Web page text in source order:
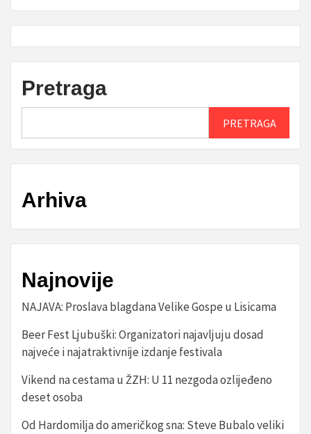
Pretraga
PRETRAGA
Arhiva
Najnovije
NAJAVA: Proslava blagdana Velike Gospe u Lisicama
Beer Fest Ljubuški: Organizatori najavljuju dosad
najveće i najatraktivnije izdanje festivala
Vikend na cestama u ŽZH: U 11 nezgoda ozlijeđeno
deset osoba
Od Hardomilja do američkog sna: Steve Bubalo veliki